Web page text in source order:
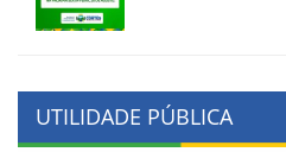
UTILIDADE PÚBLICA